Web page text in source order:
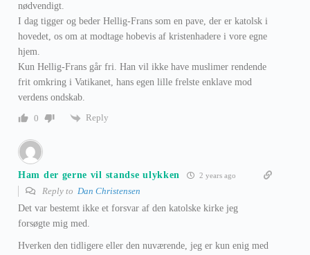
nødvendigt.
I dag tigger og beder Hellig-Frans som en pave, der er katolsk i
hovedet, os om at modtage hobevis af kristenhadere i vore egne
hjem.
Kun Hellig-Frans går fri. Han vil ikke have muslimer rendende
frit omkring i Vatikanet, hans egen lille frelste enklave mod
verdens ondskab.
0
Reply
Ham der gerne vil standse ulykken 2 years ago
Reply to Dan Christensen
Det var bestemt ikke et forsvar af den katolske kirke jeg
forsøgte mig med.
Hverken den tidligere eller den nuværende, jeg er kun enig med